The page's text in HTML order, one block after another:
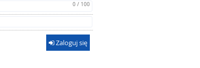
0 / 100
Zaloguj się